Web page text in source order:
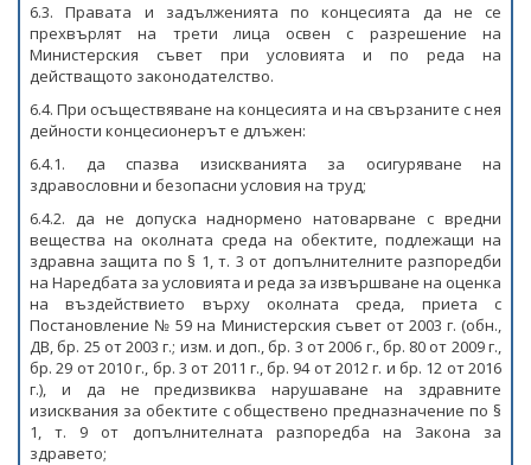
6.3. Правата и задълженията по концесията да не се
прехвърлят на трети лица освен с разрешение на
Министерския съвет при условията и по реда на
действащото законодателство.
6.4. При осъществяване на концесията и на свързаните с нея
дейности концесионерът е длъжен:
6.4.1. да спазва изискванията за осигуряване на
здравословни и безопасни условия на труд;
6.4.2. да не допуска наднормено натоварване с вредни
вещества на околната среда на обектите, подлежащи на
здравна защита по § 1, т. 3 от допълнителните разпоредби
на Наредбата за условията и реда за извършване на оценка
на въздействието върху околната среда, приета с
Постановление № 59 на Министерския съвет от 2003 г. (обн.,
ДВ, бр. 25 от 2003 г.; изм. и доп., бр. 3 от 2006 г., бр. 80 от 2009 г.,
бр. 29 от 2010 г., бр. 3 от 2011 г., бр. 94 от 2012 г. и бр. 12 от 2016
г.), и да не предизвиква нарушаване на здравните
изисквания за обектите с обществено предназначение по §
1, т. 9 от допълнителната разпоредба на Закона за
здравето;